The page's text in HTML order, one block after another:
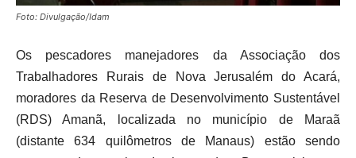
Foto: Divulgação/Idam
Os pescadores manejadores da Associação dos
Trabalhadores Rurais de Nova Jerusalém do Acará,
moradores da Reserva de Desenvolvimento Sustentável
(RDS) Amanã, localizada no município de Maraã
(distante 634 quilômetros de Manaus) estão sendo